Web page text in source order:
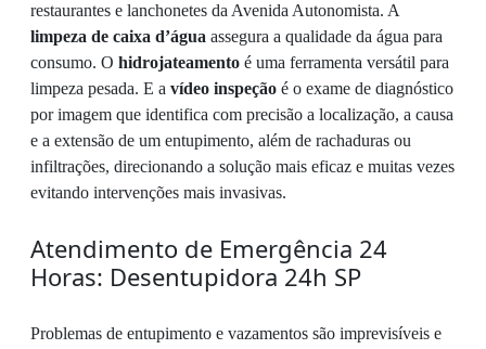
restaurantes e lanchonetes da Avenida Autonomista. A
limpeza de caixa d’água assegura a qualidade da água para
consumo. O hidrojateamento é uma ferramenta versátil para
limpeza pesada. E a vídeo inspeção é o exame de diagnóstico
por imagem que identifica com precisão a localização, a causa
e a extensão de um entupimento, além de rachaduras ou
infiltrações, direcionando a solução mais eficaz e muitas vezes
evitando intervenções mais invasivas.
Atendimento de Emergência 24
Horas: Desentupidora 24h SP
Problemas de entupimento e vazamentos são imprevisíveis e